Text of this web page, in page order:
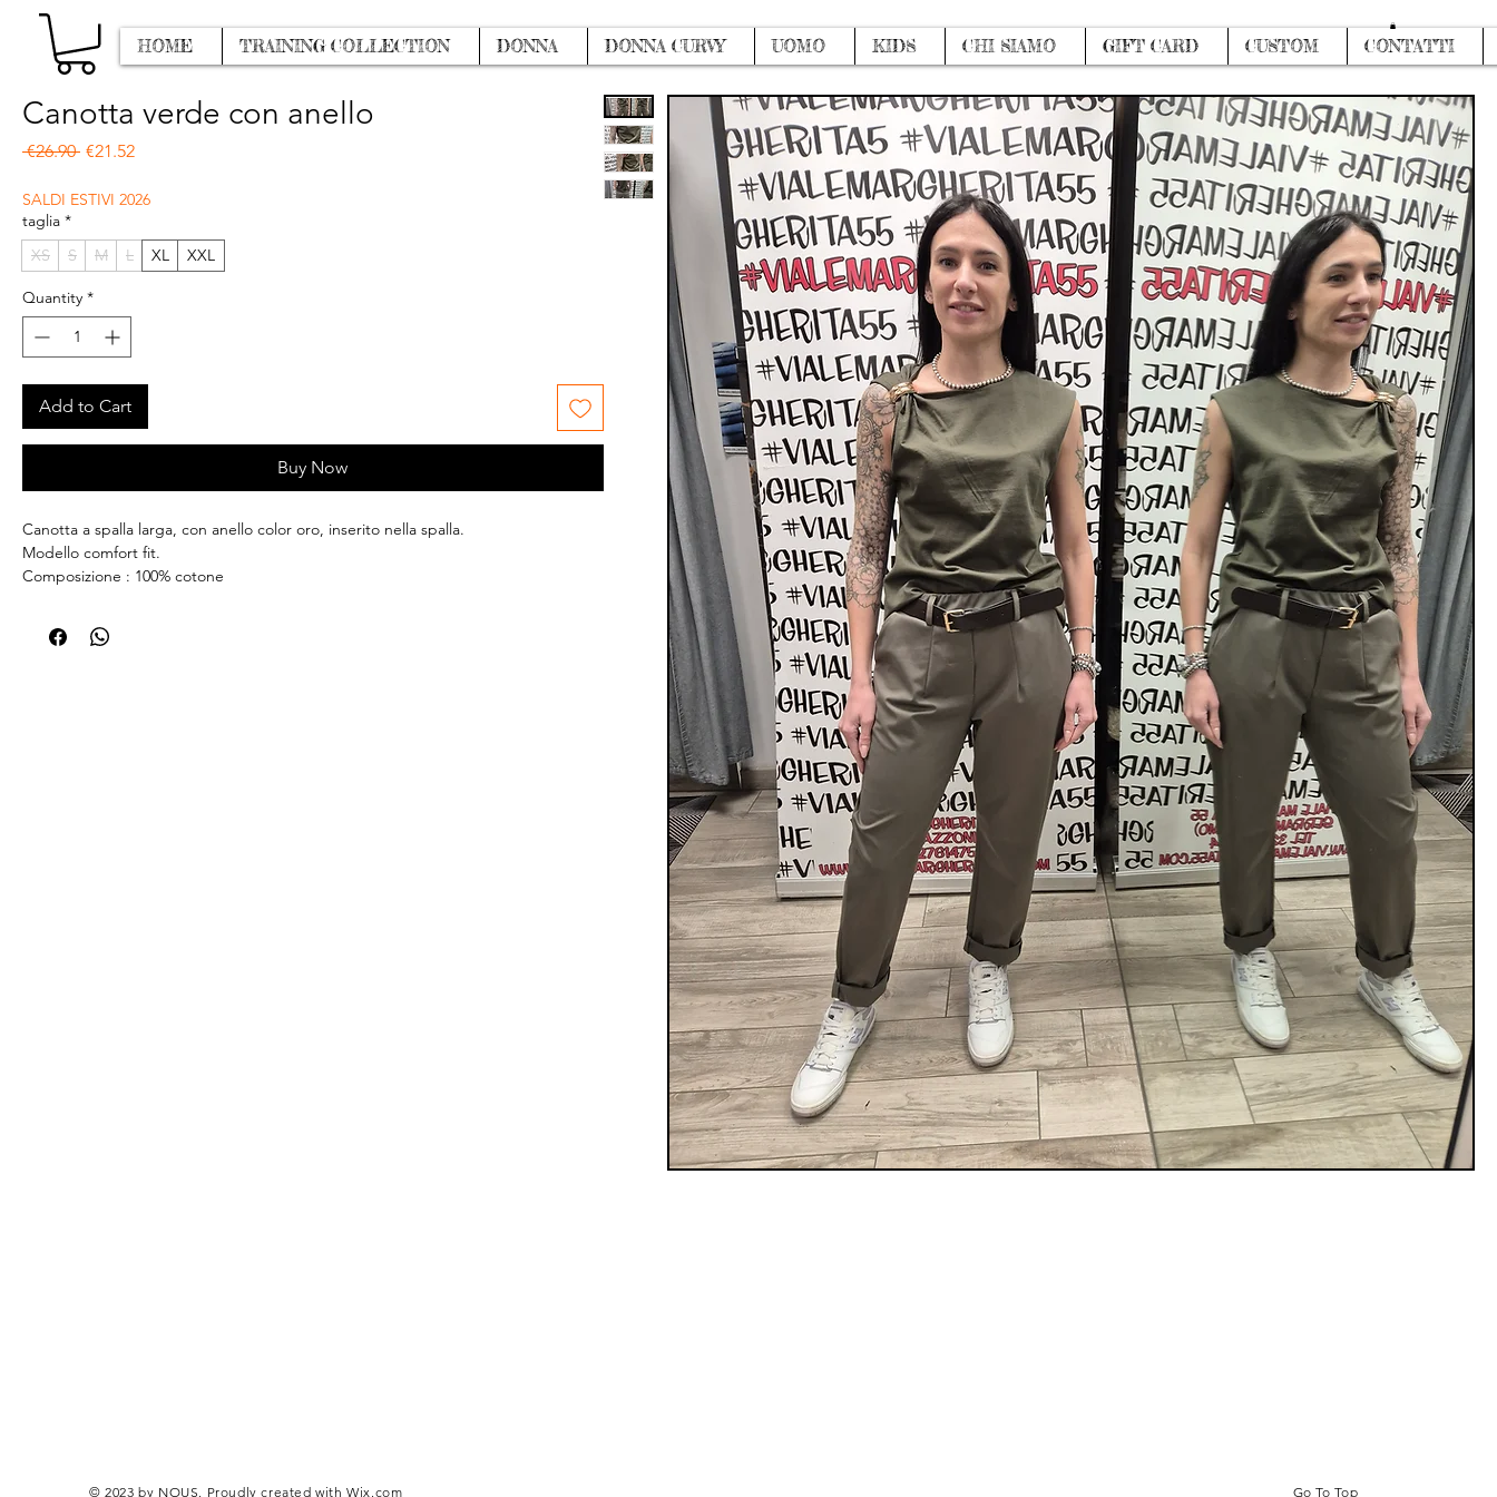
Log In
HOME TRAINING COLLECTION DONNA DONNA CURVY UOMO KIDS CHI SIAMO GIFT CARD CUSTOM CONTATTI
Canotta verde con anello
€26.90 Regular Price
€21.52Sale Price
SALDI ESTIVI 2026
taglia *
XS
S M L XL XXL
Quantity *
Add to Cart
Buy Now
Canotta a spalla larga, con anello color oro, inserito nella spalla.
Modello comfort fit.
Composizione : 100% cotone
© 2023 by NOUS. Proudly created withWix.com Go To Top